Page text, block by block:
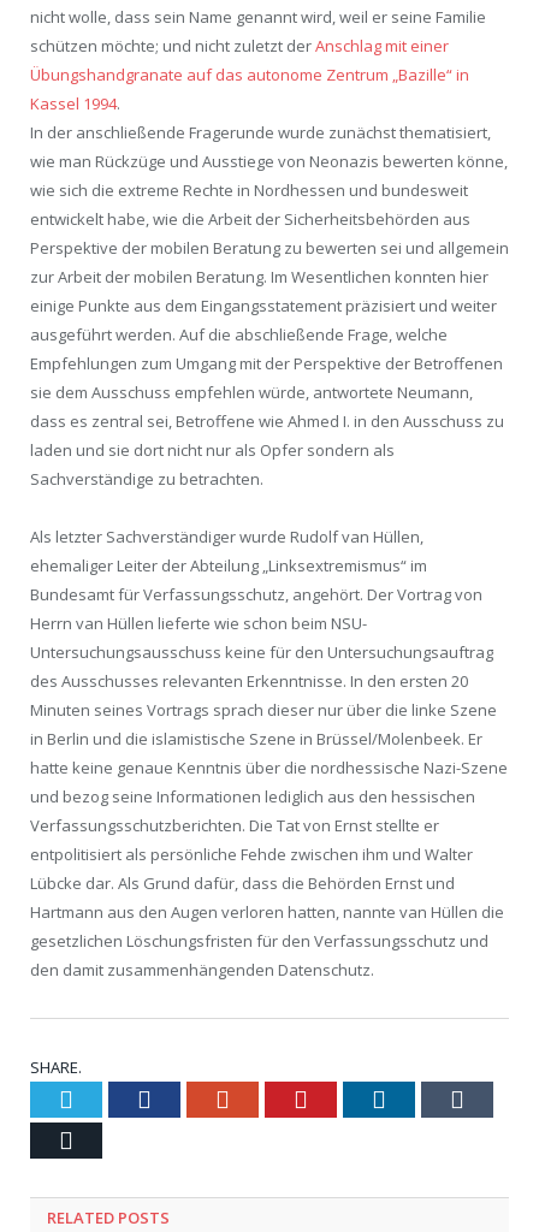
nicht wolle, dass sein Name genannt wird, weil er seine Familie
schützen möchte; und nicht zuletzt derAnschlag mit einer
Übungshandgranate auf das autonome Zentrum „Bazille“ in
Kassel 1994.
In der anschließende Fragerunde wurde zunächst thematisiert,
wie man Rückzüge und Ausstiege von Neonazis bewerten könne,
wie sich die extreme Rechte in Nordhessen und bundesweit
entwickelt habe, wie die Arbeit der Sicherheitsbehörden aus
Perspektive der mobilen Beratung zu bewerten sei und allgemein
zur Arbeit der mobilen Beratung. Im Wesentlichen konnten hier
einige Punkte aus dem Eingangsstatement präzisiert und weiter
ausgeführt werden. Auf die abschließende Frage, welche
Empfehlungen zum Umgang mit der Perspektive der Betroffenen
sie dem Ausschuss empfehlen würde, antwortete Neumann,
dass es zentral sei, Betroffene wie Ahmed I. in den Ausschuss zu
laden und sie dort nicht nur als Opfer sondern als
Sachverständige zu betrachten.
Als letzter Sachverständiger wurde Rudolf van Hüllen,
ehemaliger Leiter der Abteilung „Linksextremismus“ im
Bundesamt für Verfassungsschutz, angehört. Der Vortrag von
Herrn van Hüllen lieferte wie schon beim NSU-
Untersuchungsausschuss keine für den Untersuchungsauftrag
des Ausschusses relevanten Erkenntnisse. In den ersten 20
Minuten seines Vortrags sprach dieser nur über die linke Szene
in Berlin und die islamistische Szene in Brüssel/Molenbeek. Er
hatte keine genaue Kenntnis über die nordhessische Nazi-Szene
und bezog seine Informationen lediglich aus den hessischen
Verfassungsschutzberichten. Die Tat von Ernst stellte er
entpolitisiert als persönliche Fehde zwischen ihm und Walter
Lübcke dar. Als Grund dafür, dass die Behörden Ernst und
Hartmann aus den Augen verloren hatten, nannte van Hüllen die
gesetzlichen Löschungsfristen für den Verfassungsschutz und
den damit zusammenhängenden Datenschutz.
SHARE.
Twitter Facebook Google+ Pinterest LinkedIn
RELATED POSTS